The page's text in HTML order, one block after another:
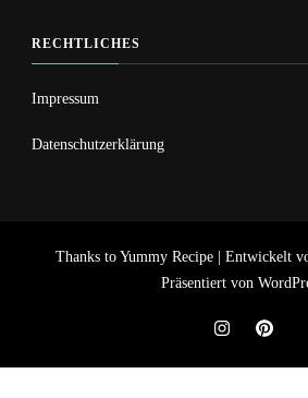
RECHTLICHES
Impressum
Datenschutzerklärung
Thanks toYummy Recipe | Entwickelt
Präsentiert von